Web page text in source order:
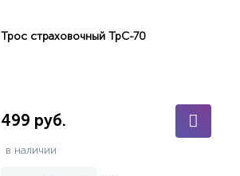
Трос страховочный ТрС-70
499 руб.
в наличии